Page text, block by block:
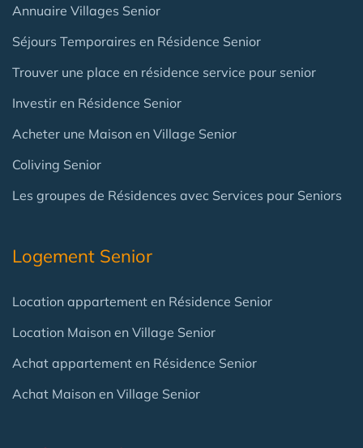
Annuaire Villages Senior
Séjours Temporaires en Résidence Senior
Trouver une place en résidence service pour senior
Investir en Résidence Senior
Acheter une Maison en Village Senior
Coliving Senior
Les groupes de Résidences avec Services pour Seniors
Logement Senior
Location appartement en Résidence Senior
Location Maison en Village Senior
Achat appartement en Résidence Senior
Achat Maison en Village Senior